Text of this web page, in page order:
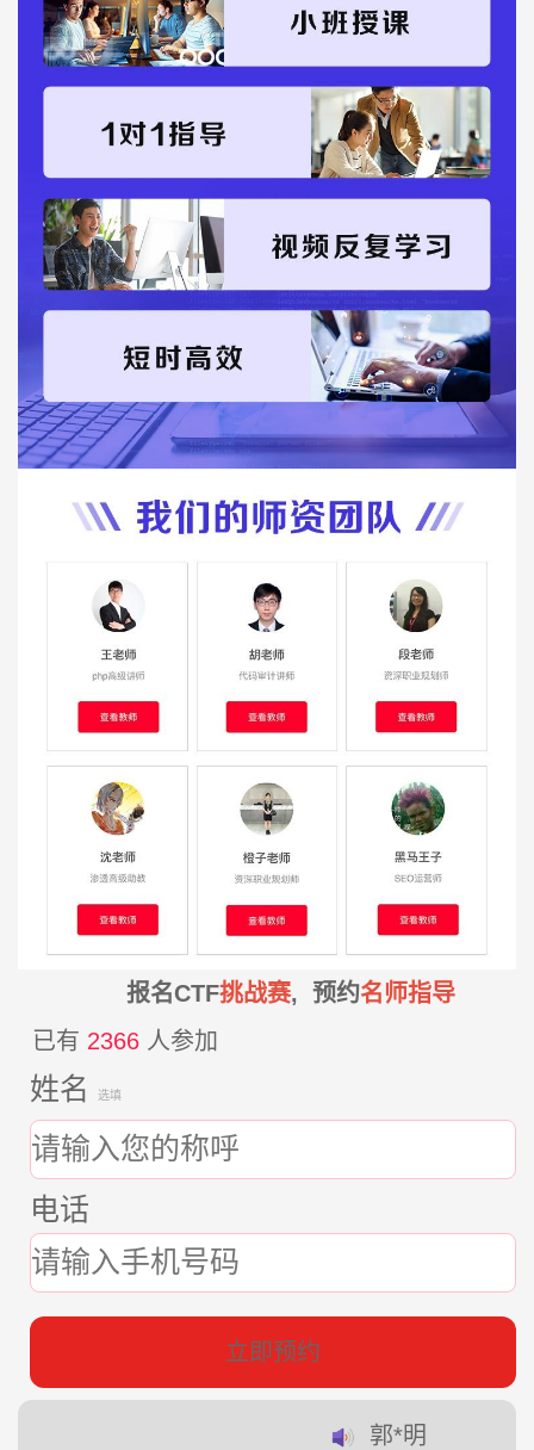
报名CTF挑战赛, 预约名师指导
已有 2366 人参加
姓名 选填
电话
立即预约
郭*明